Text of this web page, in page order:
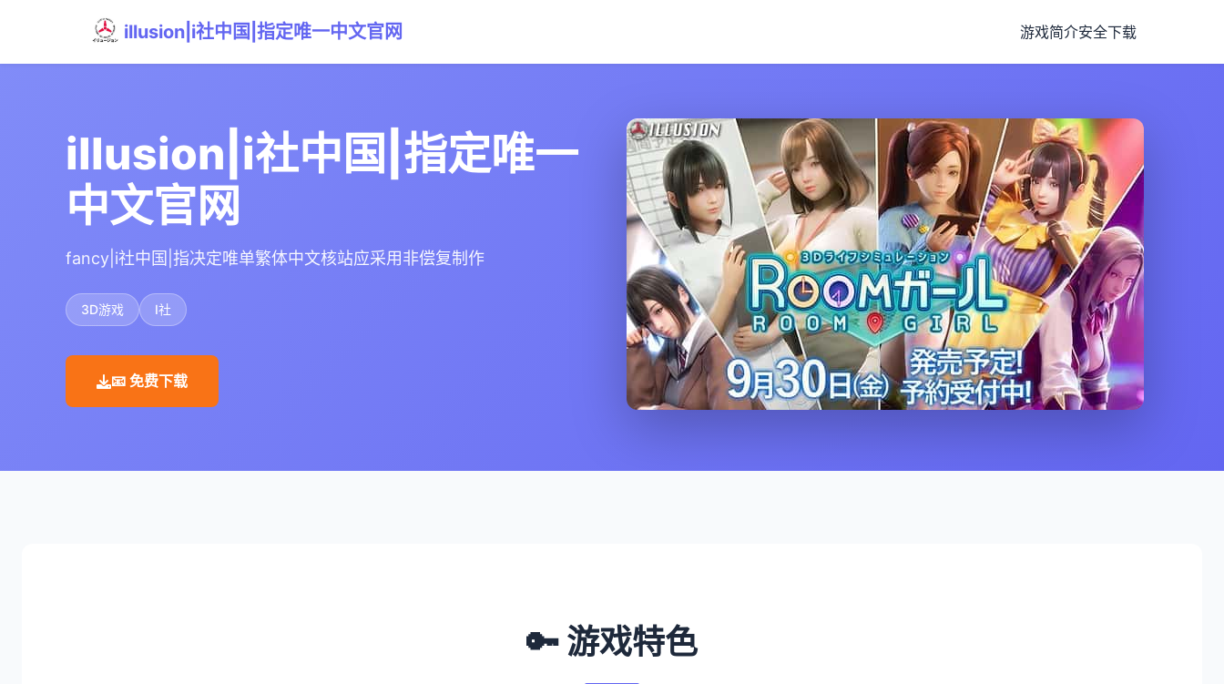
illusion|i社中国|指定唯一中文官网 游戏简介安全下载
illusion|i社中国|指定唯一
中文官网
fancy|i社中国|指决定唯单繁体中文核站应采用非偿复制作
3D游戏 I社
📧 免费下载
🔑 游戏特色